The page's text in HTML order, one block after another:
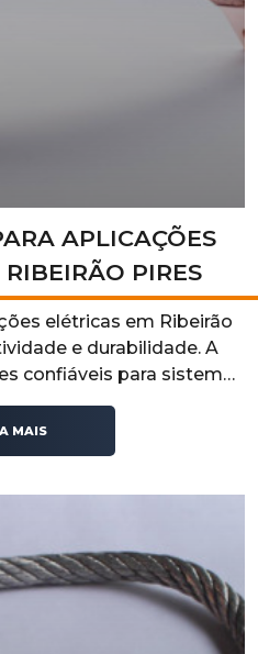
APLICAÇÕES
PIRES
elétricas em Ribeirão
e durabilidade. A
confiáveis para sistemas
operacional.
MAIS